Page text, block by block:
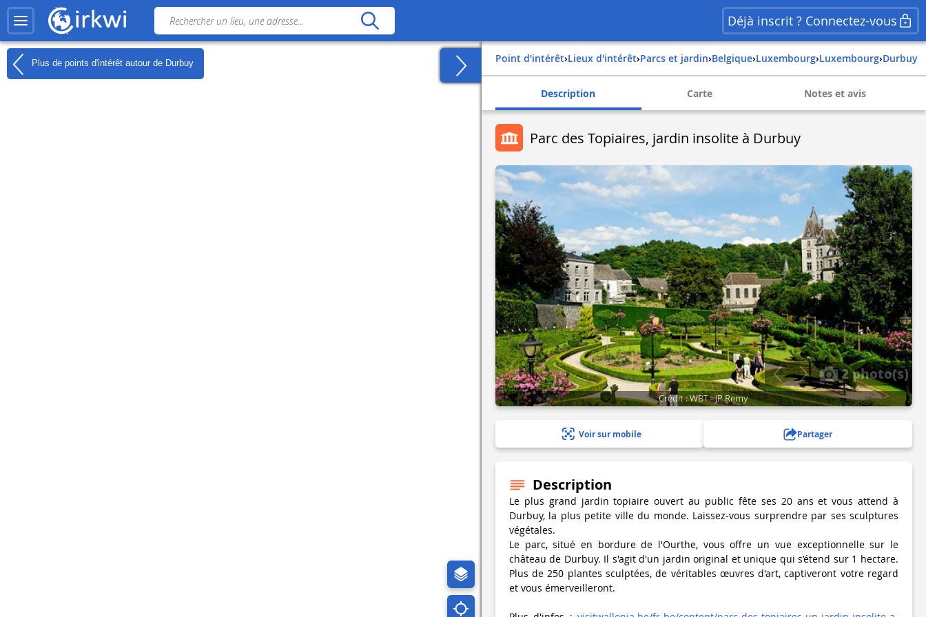
Déjà inscrit ? Connectez-vous
Plus de points d'intérêt autour de Durbuy Point d'intérêt› Lieux d'intérêt› Parcs et jardin› belgique› luxembourg› luxembourg› durbuy
Description Carte Notes et avis
Parc des Topiaires, jardin insolite à Durbuy
2 photo(s)
Crédit : WBT - JP Remy
Voir sur mobile Partager
Description
Le plus grand jardin topiaire ouvert au public fête ses 20 ans et vous attend à
Durbuy, la plus petite ville du monde. Laissez-vous surprendre par ses sculptures
végétales.
Le parc, situé en bordure de l'Ourthe, vous offre un vue exceptionnelle sur le
château de Durbuy. Il s'agit d'un jardin original et unique qui s’étend sur 1 hectare.
Plus de 250 plantes sculptées, de véritables œuvres d'art, captiveront votre regard
et vous émerveilleront.